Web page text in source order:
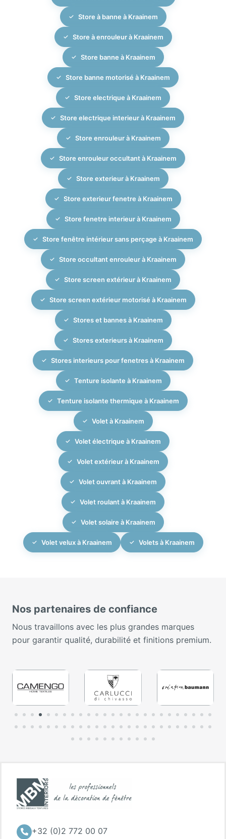
Store à banne à Kraainem
Store à enrouleur à Kraainem
Store banne à Kraainem
Store banne motorisé à Kraainem
Store electrique à Kraainem
Store electrique interieur à Kraainem
Store enrouleur à Kraainem
Store enrouleur occultant à Kraainem
Store exterieur à Kraainem
Store exterieur fenetre à Kraainem
Store fenetre interieur à Kraainem
Store fenêtre intérieur sans perçage à Kraainem
Store occultant enrouleur à Kraainem
Store screen extérieur à Kraainem
Store screen extérieur motorisé à Kraainem
Stores et bannes à Kraainem
Stores exterieurs à Kraainem
Stores interieurs pour fenetres à Kraainem
Tenture isolante à Kraainem
Tenture isolante thermique à Kraainem
Volet à Kraainem
Volet électrique à Kraainem
Volet extérieur à Kraainem
Volet ouvrant à Kraainem
Volet roulant à Kraainem
Volet solaire à Kraainem
Volet velux à Kraainem Volets à Kraainem
Nos partenaires de confiance
Nous travaillons avec les plus grandes marques
pour garantir qualité, durabilité et finitions premium.
+32 (0)2 772 00 07